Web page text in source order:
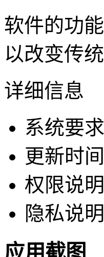
软件的功
以改变传
详细信息
系统要
更新时
权限说明
隐私说明